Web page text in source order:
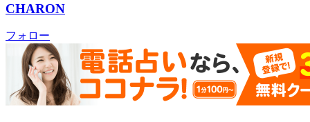
CHARON
フォロー